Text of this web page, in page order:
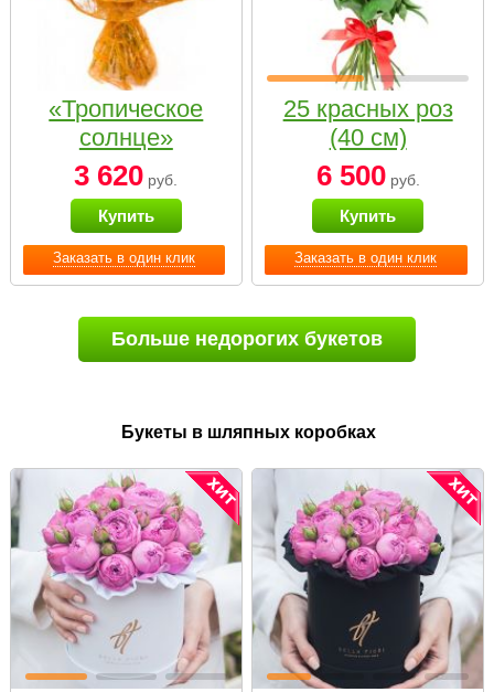
Заказать в один клик
«Тропическое
солнце»
3 620 руб.
Купить
Заказать в один клик
25 красных роз
(40 см)
6 500руб.
Купить
Больше недорогих букетов
Букеты в шляпных коробках